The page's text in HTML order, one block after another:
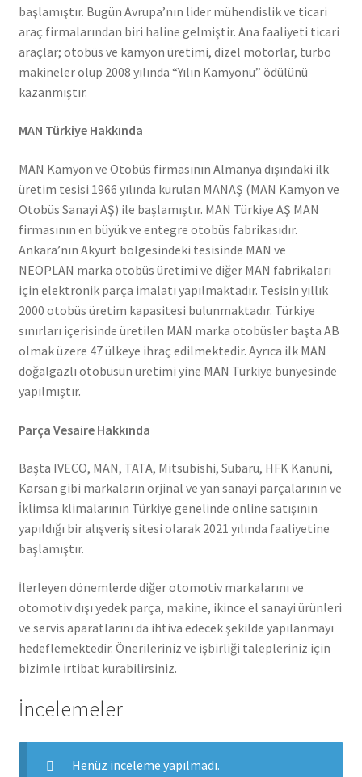
başlamıştır. Bugün Avrupa’nın lider mühendislik ve ticari
araç firmalarından biri haline gelmiştir. Ana faaliyeti ticari
araçlar; otobüs ve kamyon üretimi, dizel motorlar, turbo
makineler olup 2008 yılında “Yılın Kamyonu” ödülünü
kazanmıştır.
MAN Türkiye Hakkında
MAN Kamyon ve Otobüs firmasının Almanya dışındaki ilk
üretim tesisi 1966 yılında kurulan MANAŞ (MAN Kamyon ve
Otobüs Sanayi AŞ) ile başlamıştır. MAN Türkiye AŞ MAN
firmasının en büyük ve entegre otobüs fabrikasıdır.
Ankara’nın Akyurt bölgesindeki tesisinde MAN ve
NEOPLAN marka otobüs üretimi ve diğer MAN fabrikaları
için elektronik parça imalatı yapılmaktadır. Tesisin yıllık
2000 otobüs üretim kapasitesi bulunmaktadır. Türkiye
sınırları içerisinde üretilen MAN marka otobüsler başta AB
olmak üzere 47 ülkeye ihraç edilmektedir. Ayrıca ilk MAN
doğalgazlı otobüsün üretimi yine MAN Türkiye bünyesinde
yapılmıştır.
Parça Vesaire Hakkında
Başta IVECO, MAN, TATA, Mitsubishi, Subaru, HFK Kanuni,
Karsan gibi markaların orjinal ve yan sanayi parçalarının ve
İklimsa klimalarının Türkiye genelinde online satışının
yapıldığı bir alışveriş sitesi olarak 2021 yılında faaliyetine
başlamıştır.
İlerleyen dönemlerde diğer otomotiv markalarını ve
otomotiv dışı yedek parça, makine, ikince el sanayi ürünleri
ve servis aparatlarını da ihtiva edecek şekilde yapılanmayı
hedeflemektedir. Önerileriniz ve işbirliği talepleriniz için
bizimle irtibat kurabilirsiniz.
İncelemeler
Henüz inceleme yapılmadı.